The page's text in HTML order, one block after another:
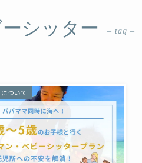
シッター – tag –
ついて